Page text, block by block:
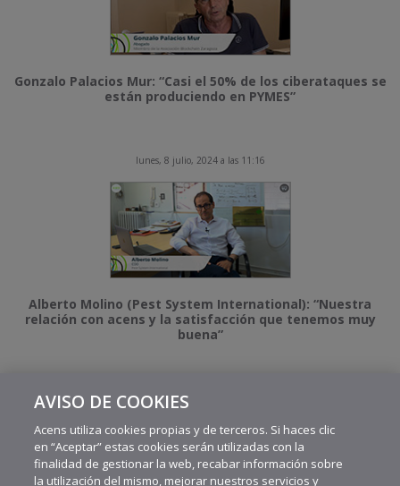
Gonzalo Palacios Mur: “Casi el 50% de los ciberataques se
están produciendo en PYMES”
lunes, 8 julio, 2024 a las 11:16
Alberto Molino (Pest System International): “Nuestra
relación con acens y la satisfacción que tenemos muy
buena”
MÁS VIDEOS RECIENTES
AVISO DE COOKIES
Acens utiliza cookies propias y de terceros. Si haces clic
en “Aceptar” estas cookies serán utilizadas con la
finalidad de gestionar la web, recabar información sobre
la utilización del mismo, mejorar nuestros servicios y